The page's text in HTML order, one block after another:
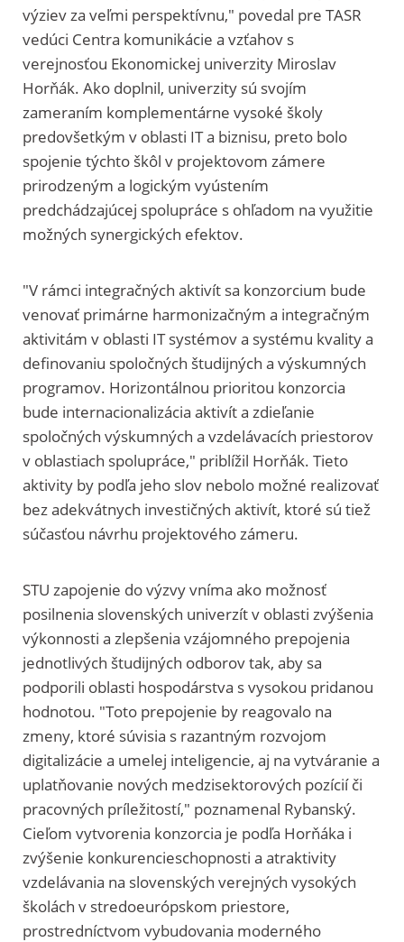
výziev za veľmi perspektívnu," povedal pre TASR
vedúci Centra komunikácie a vzťahov s
verejnosťou Ekonomickej univerzity Miroslav
Horňák. Ako doplnil, univerzity sú svojím
zameraním komplementárne vysoké školy
predovšetkým v oblasti IT a biznisu, preto bolo
spojenie týchto škôl v projektovom zámere
prirodzeným a logickým vyústením
predchádzajúcej spolupráce s ohľadom na využitie
možných synergických efektov.
"V rámci integračných aktivít sa konzorcium bude
venovať primárne harmonizačným a integračným
aktivitám v oblasti IT systémov a systému kvality a
definovaniu spoločných študijných a výskumných
programov. Horizontálnou prioritou konzorcia
bude internacionalizácia aktivít a zdieľanie
spoločných výskumných a vzdelávacích priestorov
v oblastiach spolupráce," priblížil Horňák. Tieto
aktivity by podľa jeho slov nebolo možné realizovať
bez adekvátnych investičných aktivít, ktoré sú tiež
súčasťou návrhu projektového zámeru.
STU zapojenie do výzvy vníma ako možnosť
posilnenia slovenských univerzít v oblasti zvýšenia
výkonnosti a zlepšenia vzájomného prepojenia
jednotlivých študijných odborov tak, aby sa
podporili oblasti hospodárstva s vysokou pridanou
hodnotou. "Toto prepojenie by reagovalo na
zmeny, ktoré súvisia s razantným rozvojom
digitalizácie a umelej inteligencie, aj na vytváranie a
uplatňovanie nových medzisektorových pozícií či
pracovných príležitostí," poznamenal Rybanský.
Cieľom vytvorenia konzorcia je podľa Horňáka i
zvýšenie konkurencieschopnosti a atraktivity
vzdelávania na slovenských verejných vysokých
školách v stredoeurópskom priestore,
prostredníctvom vybudovania moderného